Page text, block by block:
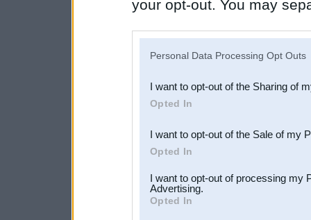
your opt-out. You may
Downstream Participants
third parties.
Personal Data Processing Opt Outs
I want to opt-out of the Sharing of
Opted In
I want to opt-out of the Sale of my
Opted In
I want to opt-out of processing my
Advertising.
Opted In